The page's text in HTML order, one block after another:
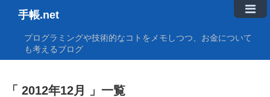
手帳.net
プログラミングや技術的なコトをメモしつつ、お金について
も考えるブログ
2012年12月 一覧